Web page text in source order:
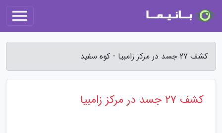
کشف 27 جسد در مرکز زامبیا - کوه سفید
کشف 27 جسد در مرکز زامبیا